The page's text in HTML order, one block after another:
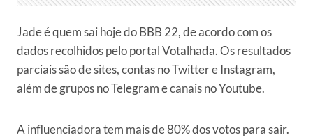
Jade é quem sai hoje do BBB 22, de acordo com os
dados recolhidos pelo portal Votalhada. Os resultados
parciais são de sites, contas no Twitter e Instagram,
além de grupos no Telegram e canais no Youtube.
A influenciadora tem mais de 80% dos votos para sair.